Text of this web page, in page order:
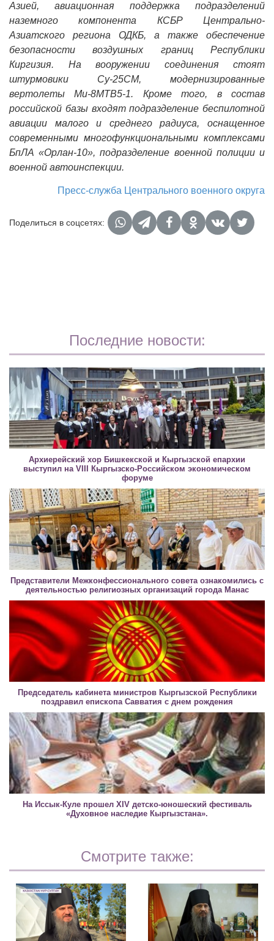
Азией, авиационная поддержка подразделений
наземного компонента КСБР Центрально-
Азиатского региона ОДКБ, а также обеспечение
безопасности воздушных границ Республики
Киргизия. На вооружении соединения стоят
штурмовики Су-25СМ, модернизированные
вертолеты Ми-8МТВ5-1. Кроме того, в состав
российской базы входят подразделение беспилотной
авиации малого и среднего радиуса, оснащенное
современными многофункциональными комплексами
БпЛА «Орлан-10», подразделение военной полиции и
военной автоинспекции.
Пресс-служба Центрального военного округа
Поделиться в соцсетях:
Последние новости:
Архиерейский хор Бишкекской и Кыргызской епархии
выступил на VIII Кыргызско-Российском экономическом
форуме
Представители Межконфессионального совета ознакомились с
деятельностью религиозных организаций города Манас
Председатель кабинета министров Кыргызской Республики
поздравил епископа Савватия с днем рождения
На Иссык-Куле прошел XIV детско-юношеский фестиваль
«Духовное наследие Кыргызстана».
Смотрите также: